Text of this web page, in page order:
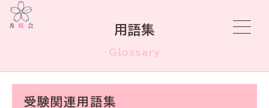
用語集
Glossary
受験関連用語集